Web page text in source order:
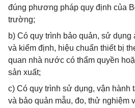
đúng phương pháp quy định của
trường;
b) Có quy trình bảo quản, sử
và kiểm định, hiệu chuẩn thiết bị
quan nhà nước có thẩm quyền
sản xuất;
c) Có quy trình sử dụng, vận hành
và bảo quản mẫu, đo, thử nghiệm